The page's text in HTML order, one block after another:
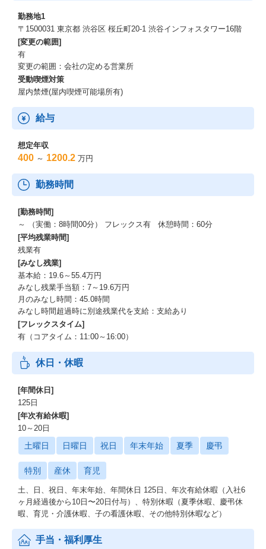
勤務地1
〒1500031 東京都 渋谷区 桜丘町20-1 渋谷インフォスタワー16階
[変更の範囲]
有
変更の範囲：会社の定める営業所
受動喫煙対策
屋内禁煙(屋内喫煙可能場所有)
給与
想定年収
400 ～ 1200.2 万円
勤務時間
[勤務時間]
～ （実働：8時間00分） フレックス有 休憩時間：60分
[平均残業時間]
残業有
[みなし残業]
基本給：19.6～55.4万円
みなし残業手当額：7～19.6万円
月のみなし時間：45.0時間
みなし時間超過時に別途残業代を支給：支給あり
[フレックスタイム]
有（コアタイム：11:00～16:00）
休日・休暇
[年間休日]
125日
[年次有給休暇]
10～20日
土曜日 日曜日 祝日 年末年始 夏季 慶弔
特別 産休 育児
土、日、祝日、年末年始、年間休日 125日、年次有給休暇（入社6
ヶ月経過後から10日〜20日付与）、特別休暇（夏季休暇、慶弔休
暇、育児・介護休暇、子の看護休暇、その他特別休暇など）
手当・福利厚生